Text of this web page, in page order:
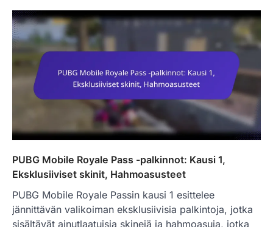
PUBG Mobile Royale Pass -palkinnot: Kausi 1,
Eksklusiiviset skinit, Hahmoasusteet
PUBG Mobile Royale Passin kausi 1 esittelee
jännittävän valikoiman eksklusiivisia palkintoja, jotka
sisältävät ainutlaatuisia skinejä ja hahmoasuja, jotka